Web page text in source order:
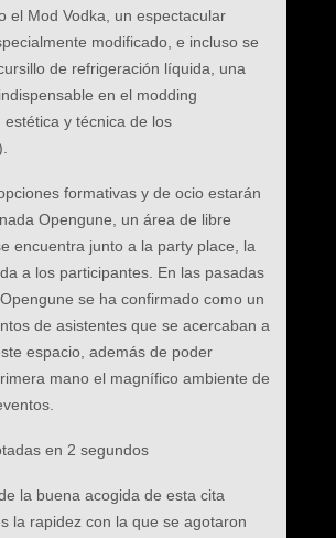
el Mod Vodka, un espectacular
modificado, e incluso se
de refrigeración líquida, una
en el modding
estética y técnica de los
formativas y de ocio estarán
Opengune, un área de libre
encuentra junto a la party place, la
a los participantes. En las pasadas
se ha confirmado como un
de asistentes que se acercaban a
espacio, además de poder
mano el magnífico ambiente de
en 2 segundos
la buena acogida de esta cita
la rapidez con la que se agotaron